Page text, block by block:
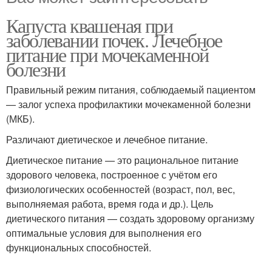
Капуста квашеная при
заболевании почек. Лечебное
питание при мочекаменной
болезни
Правильный режим питания, соблюдаемый пациентом
— залог успеха профилактики мочекаменной болезни
(МКБ).
Различают диетическое и лечебное питание.
Диетическое питание — это рациональное питание
здорового человека, построенное с учётом его
физиологических особенностей (возраст, пол, вес,
выполняемая работа, время года и др.). Цель
диетического питания — создать здоровому организму
оптимальные условия для выполнения его
функциональных способностей.